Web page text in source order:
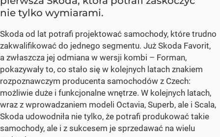
nie tylko wymiarami.
Skoda od lat potrafi projektować samochody, które trudno
zakwalifikować do jednego segmentu. Już Skoda Favorit,
a zwłaszcza jej odmiana w wersji kombi – Forman,
pokazywały to, co stało się w kolejnych latach znakiem
rozpoznawczym producenta samochodów z Czech:
możliwie duże i funkcjonalne wnętrze. W kolejnych latach,
wraz z wprowadzaniem modeli Octavia, Superb, ale i Scala,
Skoda udowodniła nie tylko, że potrafi produkować takie
samochody, ale i z sukcesem je sprzedawać na wielu